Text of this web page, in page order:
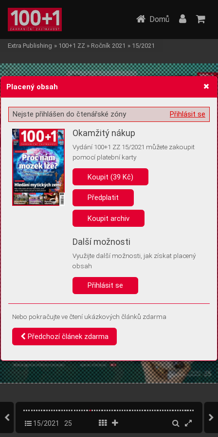
Žádost o souhlas s ukládáním volitelných informací
Pro základní fungování webu nepotřebujeme ukládat žádné informace
(tzv. cookies apod.). Rádi bychom vás ale požádali o souhlas s
uložením volitelných informací:
Anonymní unikátní ID
Díky němu příště poznáme, že se jedná o stejné zařízení, a
Identifikátor je zcela anonymní.
Vaše souhlasy a odmítnutí si ukládáme do vašeho zařízení, abychom se
vás už příště znovu neptali. Můžete je kdykoli později upravit ve Správě
Domů
Extra Publishing » 100+1 ZZ » Ročník 2021 » 15/2021
15/2021 25
Placený obsah
Přihlásit se
Nejste přihlášen do čtenářské zóny
Okamžitý nákup
Vydání 100+1 ZZ 15/2021 můžete zakoupit
pomocí platební karty
Koupit (39 Kč)
Předplatit
Koupit archiv
Další možnosti
Využijte další možnosti, jak získat placený
obsah
Přihlásit se
Nebo pokračujte ve čtení ukázkových článků zdarma
Předchozí článek zdarma